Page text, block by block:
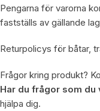
Pengarna för varorna
fastställs av gällande
Returpolicys för båtar,
Frågor kring produkt?
Har du frågor som
hjälpa dig.